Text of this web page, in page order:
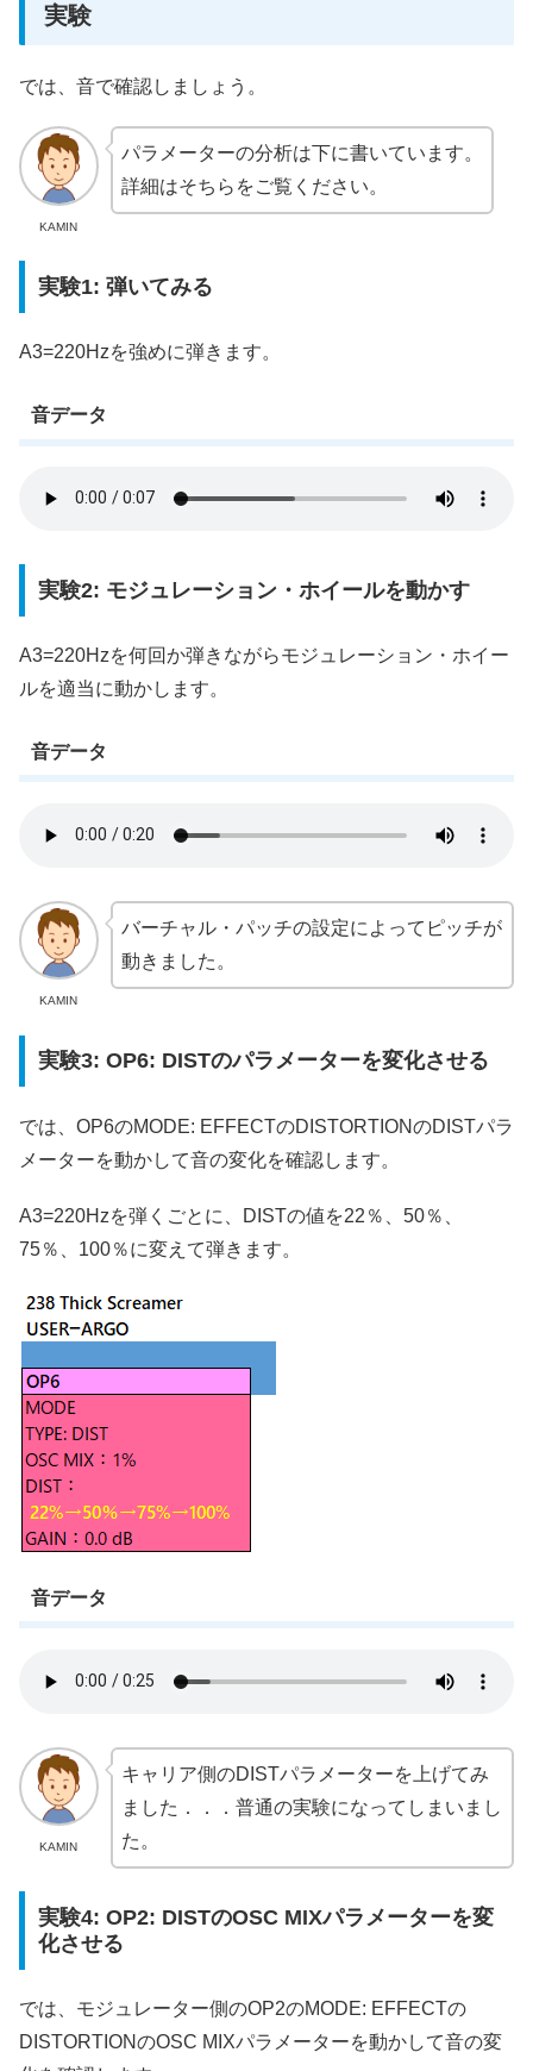
実験
では、音で確認しましょう。
KAMIN
パラメーターの分析は下に書いています。
詳細はそちらをご覧ください。
実験1: 弾いてみる
A3=220Hzを強めに弾きます。
音データ
実験2: モジュレーション・ホイールを動かす
A3=220Hzを何回か弾きながらモジュレーション・ホイー
ルを適当に動かします。
音データ
KAMIN
バーチャル・パッチの設定によってピッチが
動きました。
実験3: OP6: DISTのパラメーターを変化させる
では、OP6のMODE: EFFECTのDISTORTIONのDISTパラ
メーターを動かして音の変化を確認します。
A3=220Hzを弾くごとに、DISTの値を22％、50％、
75％、100％に変えて弾きます。
音データ
KAMIN
キャリア側のDISTパラメーターを上げてみ
ました．．．普通の実験になってしまいまし
た。
実験4: OP2: DISTのOSC MIXパラメーターを変
化させる
では、モジュレーター側のOP2のMODE: EFFECTの
DISTORTIONのOSC MIXパラメーターを動かして音の変